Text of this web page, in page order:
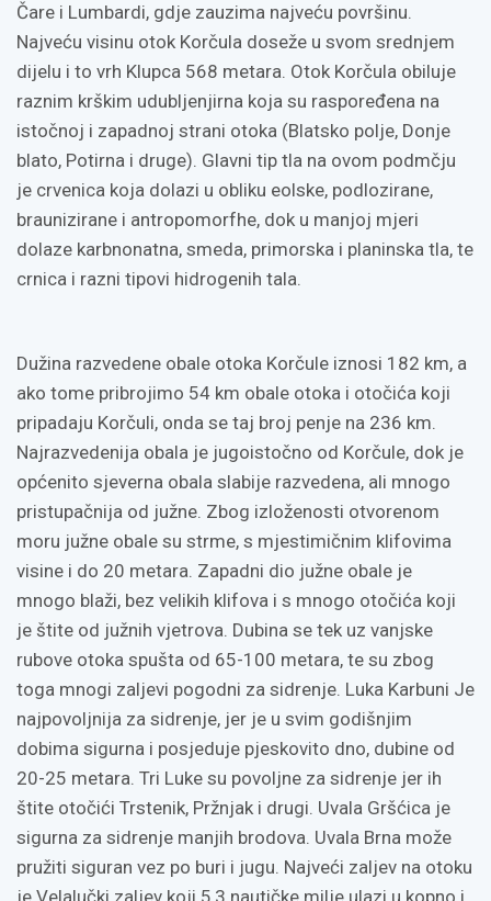
Čare i Lumbardi, gdje zauzima najveću površinu.
Najveću visinu otok Korčula doseže u svom srednjem
dijelu i to vrh Klupca 568 metara. Otok Korčula obiluje
raznim krškim udubljenjirna koja su raspoređena na
istočnoj i zapadnoj strani otoka (Blatsko polje, Donje
blato, Potirna i druge). Glavni tip tla na ovom podmčju
je crvenica koja dolazi u obliku eolske, podlozirane,
braunizirane i antropomorfhe, dok u manjoj mjeri
dolaze karbnonatna, smeda, primorska i planinska tla, te
crnica i razni tipovi hidrogenih tala.
Dužina razvedene obale otoka Korčule iznosi 182 km, a
ako tome pribrojimo 54 km obale otoka i otočića koji
pripadaju Korčuli, onda se taj broj penje na 236 km.
Najrazvedenija obala je jugoistočno od Korčule, dok je
općenito sjeverna obala slabije razvedena, ali mnogo
pristupačnija od južne. Zbog izloženosti otvorenom
moru južne obale su strme, s mjestimičnim klifovima
visine i do 20 metara. Zapadni dio južne obale je
mnogo blaži, bez velikih klifova i s mnogo otočića koji
je štite od južnih vjetrova. Dubina se tek uz vanjske
rubove otoka spušta od 65-100 metara, te su zbog
toga mnogi zaljevi pogodni za sidrenje. Luka Karbuni Je
najpovoljnija za sidrenje, jer je u svim godišnjim
dobima sigurna i posjeduje pjeskovito dno, dubine od
20-25 metara. Tri Luke su povoljne za sidrenje jer ih
štite otočići Trstenik, Pržnjak i drugi. Uvala Gršćica je
sigurna za sidrenje manjih brodova. Uvala Brna može
pružiti siguran vez po buri i jugu. Najveći zaljev na otoku